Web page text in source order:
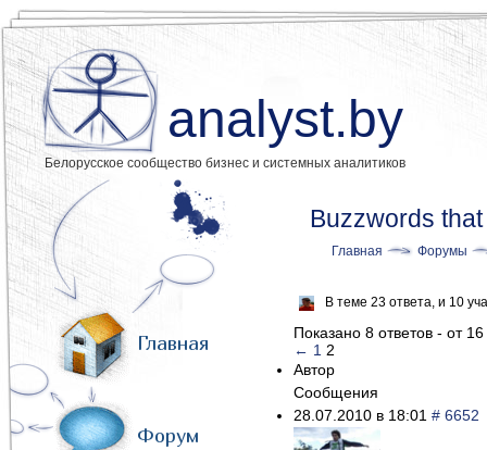
analyst.by
Белорусское сообщество бизнес и системных аналитиков
Главная
Форум
Buzzwords
Главная Форумы
В теме 23 ответа, и 10
Показано 8 ответов - от
← 1 2
Автор
Сообщения
28.07.2010 в 18:01 # 6652